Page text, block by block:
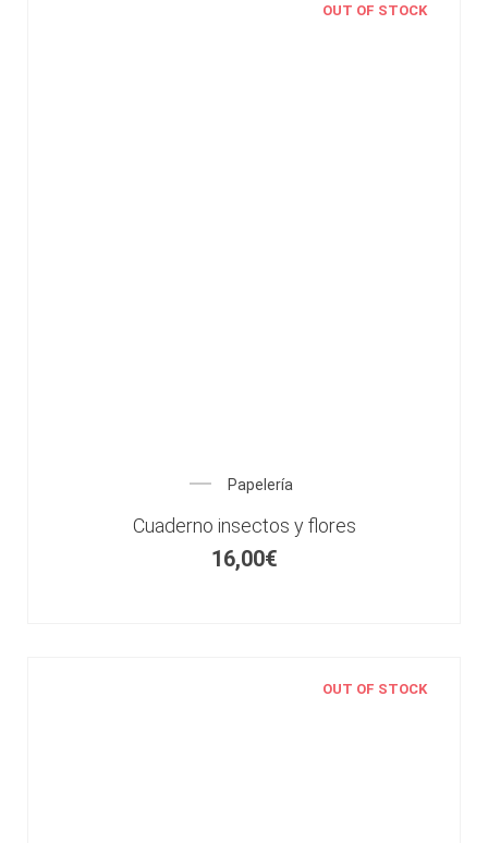
OUT OF STOCK
Papelería
Cuaderno insectos y flores
16,00€
OUT OF STOCK